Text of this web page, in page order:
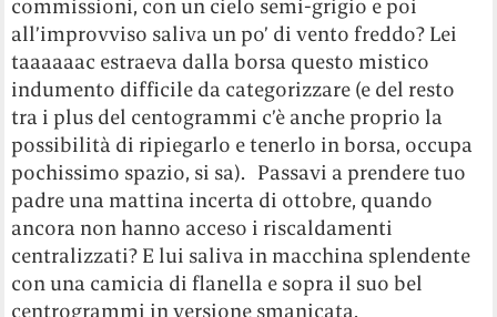
commissioni, con un cielo semi-grigio e poi
all’improvviso saliva un po’ di vento freddo? Lei
taaaaaac estraeva dalla borsa questo mistico
indumento difficile da categorizzare (e del resto
tra i plus del centogrammi c’è anche proprio la
possibilità di ripiegarlo e tenerlo in borsa, occupa
pochissimo spazio, si sa). Passavi a prendere tuo
padre una mattina incerta di ottobre, quando
ancora non hanno acceso i riscaldamenti
centralizzati? E lui saliva in macchina splendente
con una camicia di flanella e sopra il suo bel
centrogrammi in versione smanicata.